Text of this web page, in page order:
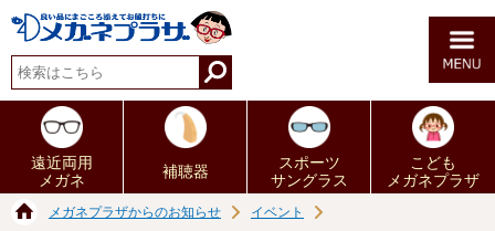
遠近両用
メガネ
補聴器
スポーツ
サングラス
こども
メガネプラザ
メガネプラザからのお知らせ イベント